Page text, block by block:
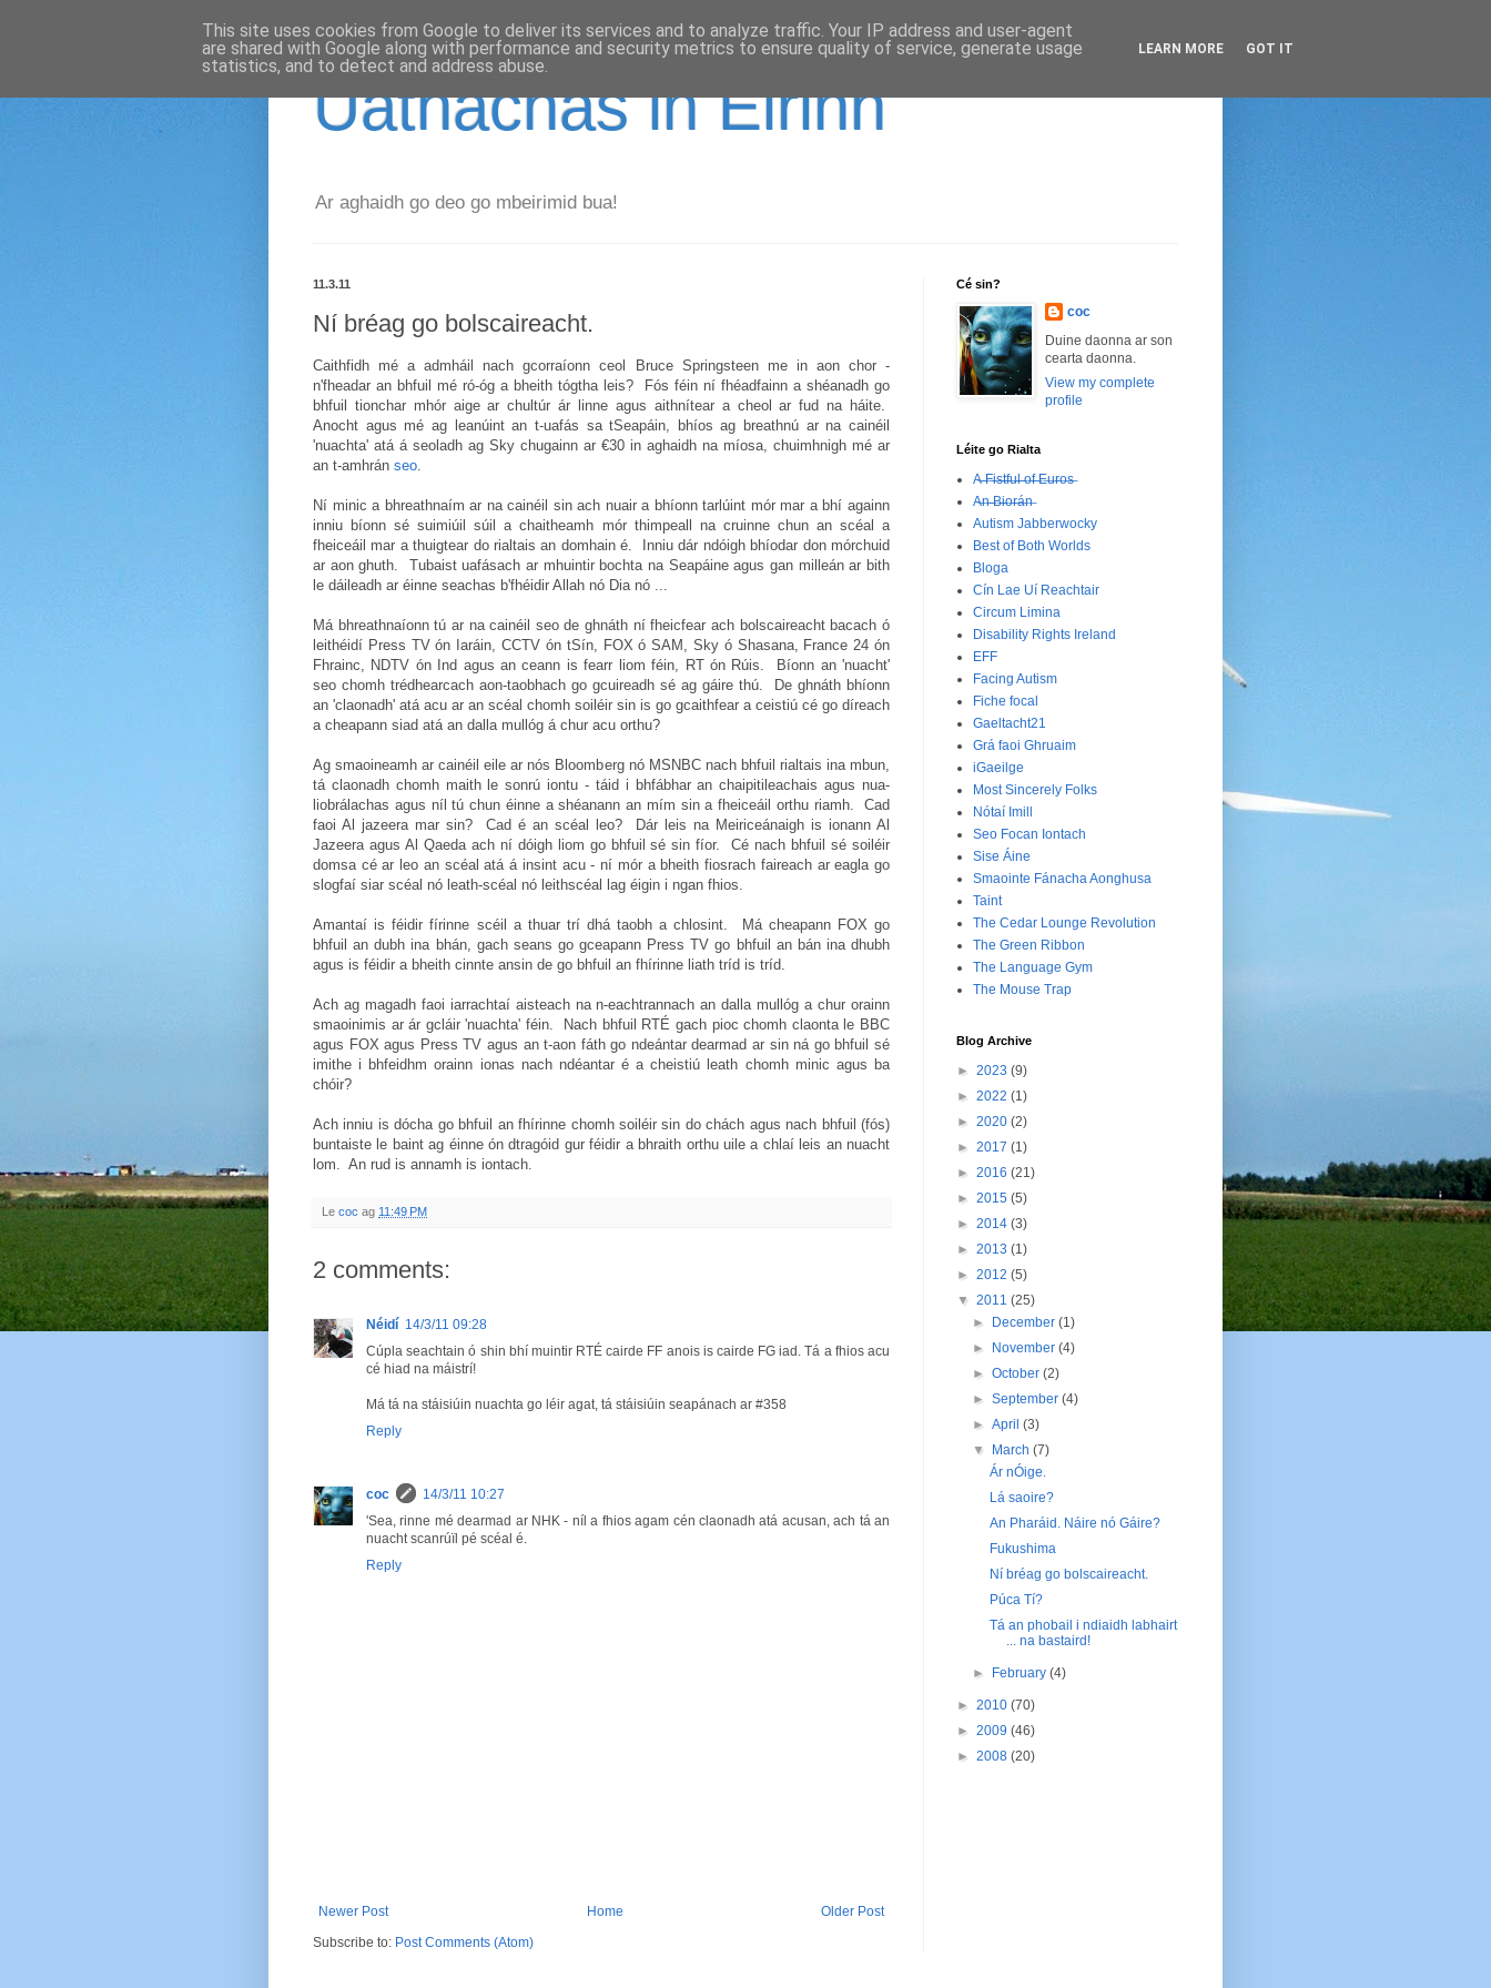
Uathachas in Éirinn
Ar aghaidh go deo go mbeirimid bua!
11.3.11
Ní bréag go bolscaireacht.
Caithfidh mé a admháil nach gcorraíonn ceol Bruce Springsteen me in aon chor -
n'fheadar an bhfuil mé ró-óg a bheith tógtha leis? Fós féin ní fhéadfainn a shéanadh go
bhfuil tionchar mhór aige ar chultúr ár linne agus aithnítear a cheol ar fud na háite.
Anocht agus mé ag leanúint an t-uafás sa tSeapáin, bhíos ag breathnú ar na cainéil
'nuachta' atá á seoladh ag Sky chugainn ar €30 in aghaidh na míosa, chuimhnigh mé ar
an t-amhrán seo.
Ní minic a bhreathnaím ar na cainéil sin ach nuair a bhíonn tarlúint mór mar a bhí againn
inniu bíonn sé suimiúil súil a chaitheamh mór thimpeall na cruinne chun an scéal a
fheiceáil mar a thuigtear do rialtais an domhain é. Inniu dár ndóigh bhíodar don mórchuid
ar aon ghuth. Tubaist uafásach ar mhuintir bochta na Seapáine agus gan milleán ar bith
le dáileadh ar éinne seachas b'fhéidir Allah nó Dia nó ...
Má bhreathnaíonn tú ar na cainéil seo de ghnáth ní fheicfear ach bolscaireacht bacach ó
leithéidí Press TV ón Iaráin, CCTV ón tSín, FOX ó SAM, Sky ó Shasana, France 24 ón
Fhrainc, NDTV ón Ind agus an ceann is fearr liom féin, RT ón Rúis. Bíonn an 'nuacht'
seo chomh trédhearcach aon-taobhach go gcuireadh sé ag gáire thú. De ghnáth bhíonn
an 'claonadh' atá acu ar an scéal chomh soiléir sin is go gcaithfear a ceistiú cé go díreach
a cheapann siad atá an dalla mullóg á chur acu orthu?
Ag smaoineamh ar cainéil eile ar nós Bloomberg nó MSNBC nach bhfuil rialtais ina mbun,
tá claonadh chomh maith le sonrú iontu - táid i bhfábhar an chaipitileachais agus nua-
liobrálachas agus níl tú chun éinne a shéanann an mím sin a fheiceáil orthu riamh. Cad
faoi Al jazeera mar sin? Cad é an scéal leo? Dár leis na Meiriceánaigh is ionann Al
Jazeera agus Al Qaeda ach ní dóigh liom go bhfuil sé sin fíor. Cé nach bhfuil sé soiléir
domsa cé ar leo an scéal atá á insint acu - ní mór a bheith fiosrach faireach ar eagla go
slogfaí siar scéal nó leath-scéal nó leithscéal lag éigin i ngan fhios.
Amantaí is féidir fírinne scéil a thuar trí dhá taobh a chlosint. Má cheapann FOX go
bhfuil an dubh ina bhán, gach seans go gceapann Press TV go bhfuil an bán ina dhubh
agus is féidir a bheith cinnte ansin de go bhfuil an fhírinne liath tríd is tríd.
Ach ag magadh faoi iarrachtaí aisteach na n-eachtrannach an dalla mullóg a chur orainn
smaoinimis ar ár gcláir 'nuachta' féin. Nach bhfuil RTÉ gach pioc chomh claonta le BBC
agus FOX agus Press TV agus an t-aon fáth go ndeántar dearmad ar sin ná go bhfuil sé
imithe i bhfeidhm orainn ionas nach ndéantar é a cheistiú leath chomh minic agus ba
chóir?
Ach inniu is dócha go bhfuil an fhírinne chomh soiléir sin do chách agus nach bhfuil (fós)
buntaiste le baint ag éinne ón dtragóid gur féidir a bhraith orthu uile a chlaí leis an nuacht
lom. An rud is annamh is iontach.
Le coc ag 11:49 PM
2 comments:
Néidí 14/3/11 09:28
Cúpla seachtain ó shin bhí muintir RTÉ cairde FF anois is cairde FG iad. Tá a fhios acu
cé hiad na máistrí!
Má tá na stáisiúin nuachta go léir agat, tá stáisiúin seapánach ar #358
Reply
coc
14/3/11 10:27
'Sea, rinne mé dearmad ar NHK - níl a fhios agam cén claonadh atá acusan, ach tá an
nuacht scanrúïl pé scéal é.
Reply
Newer Post Older Post
Home
Subscribe to: Post Comments (Atom)
Cé sin?
coc
Duine daonna ar son
cearta daonna.
View my complete
profile
Léite go Rialta
A̶ ̶F̶i̶s̶t̶f̶u̶l̶ ̶o̶f̶ ̶E̶u̶r̶o̶s̶
A̶n̶ ̶B̶i̶o̶r̶á̶n̶
Autism Jabberwocky
Best of Both Worlds
Bloga
Cín Lae Uí Reachtair
Circum Limina
Disability Rights Ireland
EFF
Facing Autism
Fiche focal
Gaeltacht21
Grá faoi Ghruaim
iGaeilge
Most Sincerely Folks
Nótaí Imill
Seo Focan Iontach
Sise Áine
Smaointe Fánacha Aonghusa
Taint
The Cedar Lounge Revolution
The Green Ribbon
The Language Gym
The Mouse Trap
Blog Archive
► 2023 (9)
► 2022 (1)
► 2020 (2)
► 2017 (1)
► 2016 (21)
► 2015 (5)
► 2014 (3)
► 2013 (1)
► 2012 (5)
▼ 2011 (25)
►
December(1)
►
November(4)
►October(2)
►September(4)
►April(3)
▼
March(7)
Ár nÓige.
Lá saoire?
An Pharáid. Náire nó Gáire?
Fukushima
Ní bréag go bolscaireacht.
Púca Tí?
Tá an phobail i ndiaidh labhairt
... na bastaird!
► February(4)
► 2010 (70)
► 2009 (46)
► 2008 (20)
This site uses cookies from Google to deliver its services and to analyze traffic. Your IP address and user-agent
are shared with Google along with performance and security metrics to ensure quality of service, generate usage
statistics, and to detect and address abuse.
LEARN MORE GOT IT